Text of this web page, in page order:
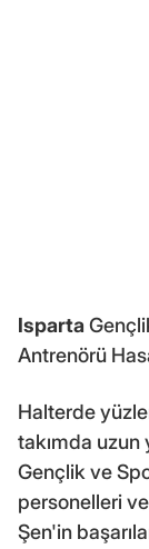
Isparta
Antrenörü
Halterde
takımda uzun
Gençlik ve
personelleri
Şen'in